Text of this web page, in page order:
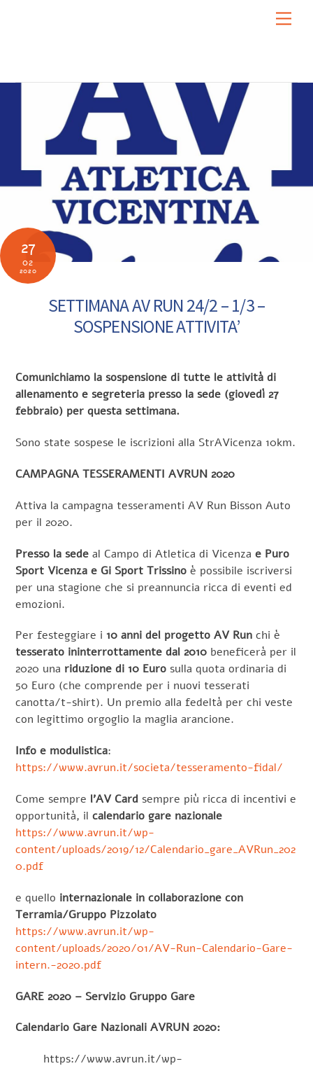
27
02
2020
SETTIMANA AV RUN 24/2 – 1/3 –
SOSPENSIONE ATTIVITA’
Comunichiamo la sospensione di tutte le attività di
allenamento e segreteria presso la sede (giovedì 27
febbraio) per questa settimana.
Sono state sospese le iscrizioni alla StrAVicenza 10km.
CAMPAGNA TESSERAMENTI AVRUN 2020
Attiva la campagna tesseramenti AV Run Bisson Auto
per il 2020.
Presso la sede al Campo di Atletica di Vicenzae Puro
Sport Vicenza e Gi Sport Trissino è possibile iscriversi
per una stagione che si preannuncia ricca di eventi ed
emozioni.
Per festeggiare i10 anni del progetto AV Runchi è
tesserato ininterrottamente dal 2010 beneficerà per il
2020 una riduzione di 10 Euro sulla quota ordinaria di
50 Euro (che comprende per i nuovi tesserati
canotta/t-shirt). Un premio alla fedeltà per chi veste
con legittimo orgoglio la maglia arancione.
Info e modulistica:
https://www.avrun.it/societa/tesseramento-fidal/
Come sempre l’AV Card sempre più ricca di incentivi e
opportunità, ilcalendario gare nazionale
https://www.avrun.it/wp-
content/uploads/2019/12/Calendario_gare_AVRun_202
0.pdf
e quello internazionale in collaborazione con
Terramia/Gruppo Pizzolato
https://www.avrun.it/wp-
content/uploads/2020/01/AV-Run-Calendario-Gare-
intern.-2020.pdf
GARE 2020 – Servizio Gruppo Gare
Calendario Gare Nazionali AVRUN 2020:
https://www.avrun.it/wp-